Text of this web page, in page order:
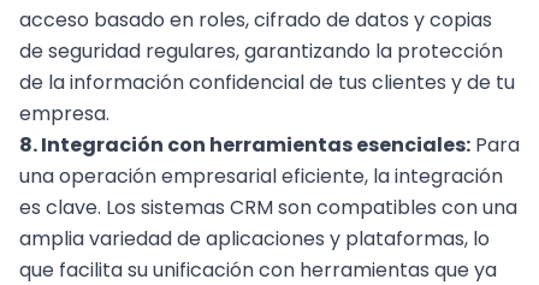
acceso basado en roles, cifrado de datos y copias
de seguridad regulares, garantizando la protección
de la información confidencial de tus clientes y de tu
empresa.
8. Integración con herramientas esenciales: Para
una operación empresarial eficiente, la integración
es clave. Los sistemas CRM son compatibles con una
amplia variedad de aplicaciones y plataformas, lo
que facilita su unificación con herramientas que ya